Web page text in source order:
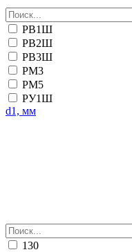
РВ1Ш
РВ2Ш
РВ3Ш
РМ3
РМ5
РУ1Ш
d1, мм
130